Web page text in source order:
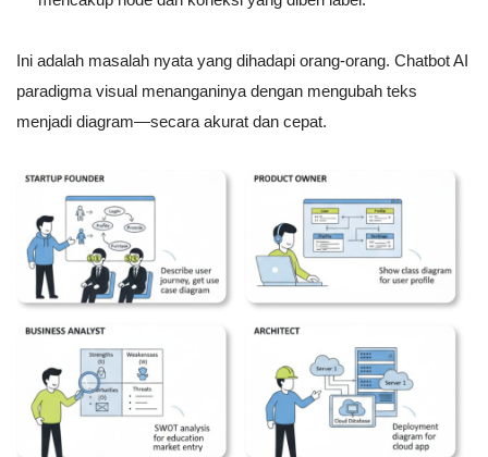
Ini adalah masalah nyata yang dihadapi orang-orang. Chatbot AI
paradigma visual menanganinya dengan mengubah teks
menjadi diagram—secara akurat dan cepat.